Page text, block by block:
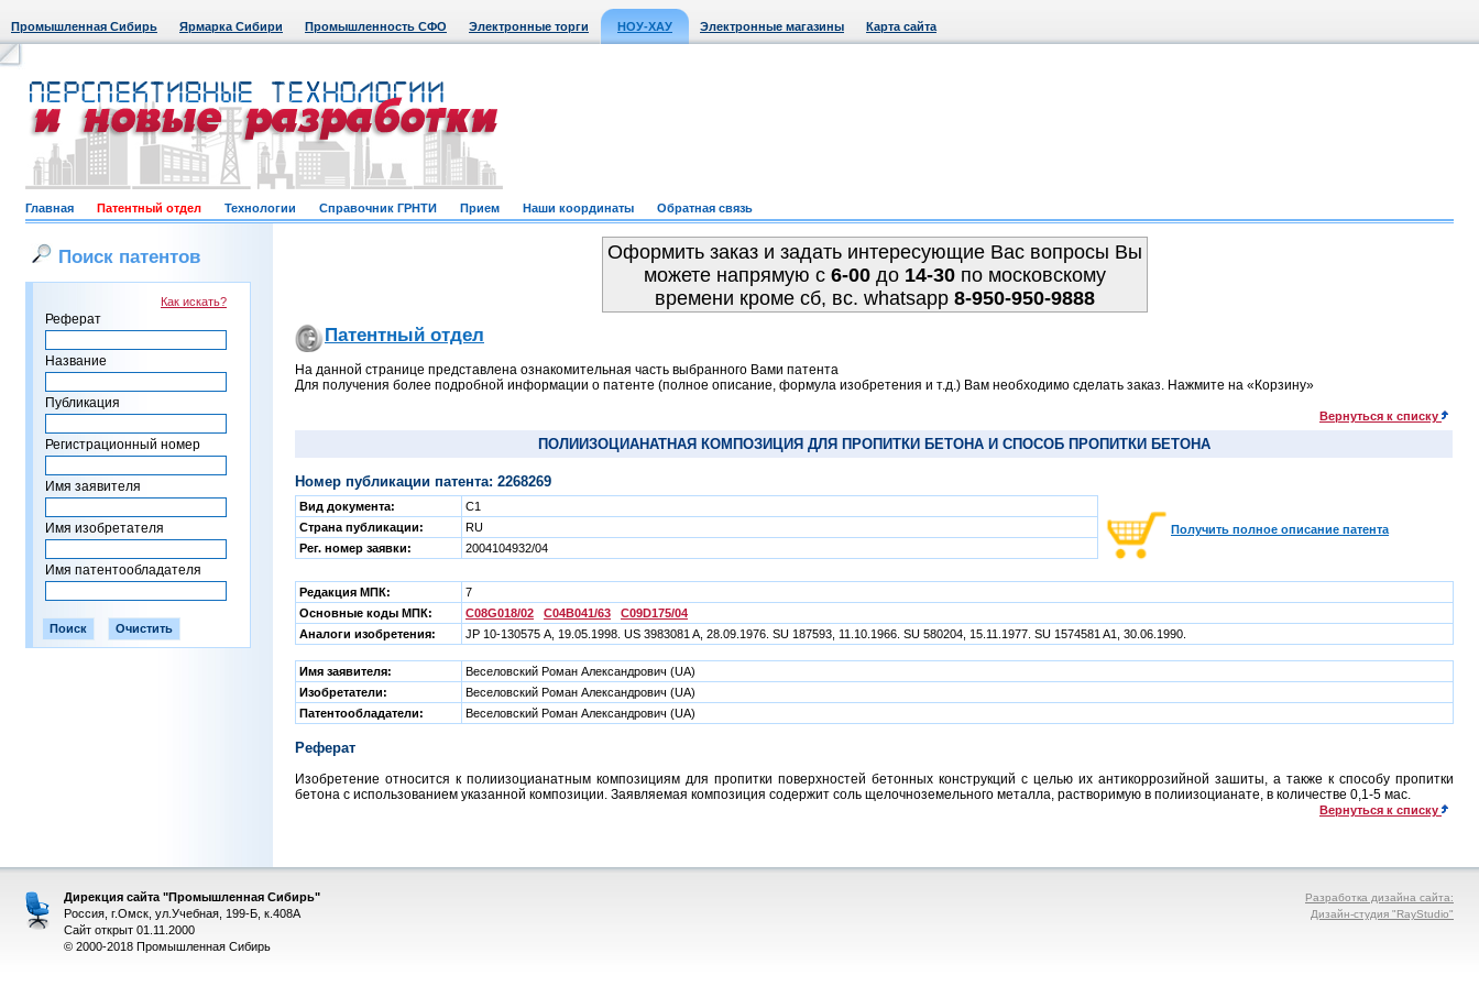
Промышленная Сибирь Ярмарка Сибири Промышленность СФО Электронные торги НОУ-ХАУ Электронные магазины Карта сайта
Главная Патентный отдел Технологии Справочник ГРНТИ Прием Наши координаты Обратная связь
Поиск патентов
Как искать?
Реферат
Название
Публикация
Регистрационный номер
Имя заявителя
Имя изобретателя
Имя патентообладателя
Оформить заказ и задать интересующие Вас вопросы Вы
можете напрямую c 6-00до 14-30по московскому
времени кроме сб, вс. whatsapp 8-950-950-9888
Патентный отдел
На данной странице представлена ознакомительная часть выбранного Вами патента
Для получения более подробной информации о патенте (полное описание, формула изобретения и т.д.) Вам необходимо сделать заказ. Нажмите на «Корзину»
Вернуться к списку
ПОЛИИЗОЦИАНАТНАЯ КОМПОЗИЦИЯ ДЛЯ ПРОПИТКИ БЕТОНА И СПОСОБ ПРОПИТКИ БЕТОНА
Номер публикации патента: 2268269
Вид документа:
C1
Страна публикации:
RU
Рег. номер заявки:
2004104932/04
Получить полное описание патента
Редакция МПК:
7
Основные коды МПК:
C08G018/02 C04B041/63
C09D175/04
Аналоги изобретения:
JP 10-130575 А, 19.05.1998. US 3983081 A, 28.09.1976. SU 187593, 11.10.1966. SU 580204, 15.11.1977. SU 1574581 A1, 30.06.1990.
Имя заявителя:
Веселовский Роман Александрович (UA)
Изобретатели:
Веселовский Роман Александрович (UA)
Патентообладатели:
Веселовский Роман Александрович (UA)
Реферат
Изобретение относится к полиизоцианатным композициям для пропитки поверхностей бетонных конструкций с целью их антикоррозийной зашиты, а также к способу пропитки
бетона с использованием указанной композиции. Заявляемая композиция содержит соль щелочноземельного металла, растворимую в полиизоцианате, в количестве 0,1-5 мас.
Вернуться к списку
Дирекция сайта "Промышленная Сибирь"
Россия, г.Омск, ул.Учебная, 199-Б, к.408А
Сайт открыт 01.11.2000
© 2000-2018 Промышленная Сибирь
Разработка дизайна сайта:
Дизайн-студия "RayStudio"